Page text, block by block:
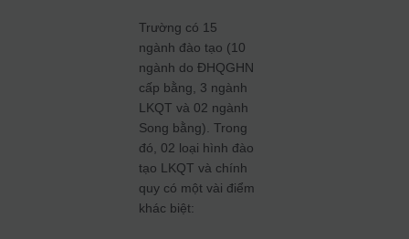
Trường có 15
ngành đào tạo (10
ngành do ĐHQGHN
cấp bằng, 3 ngành
LKQT và 02 ngành
Song bằng). Trong
đó, 02 loại hình đào
tạo LKQT và chính
quy có một vài điểm
khác biệt: